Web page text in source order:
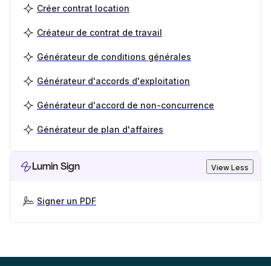
Créer contrat location
Créateur de contrat de travail
Générateur de conditions générales
Générateur d'accords d'exploitation
Générateur d'accord de non-concurrence
Générateur de plan d'affaires
Lumin Sign View Less
Signer un PDF